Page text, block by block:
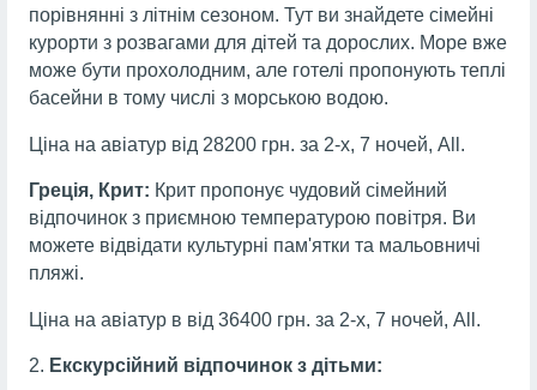
порівнянні з літнім сезоном. Тут ви знайдете сімейні
курорти з розвагами для дітей та дорослих. Море вже
може бути прохолодним, але готелі пропонують теплі
басейни в тому числі з морською водою.
Ціна на авіатур від 28200 грн. за 2-х, 7 ночей, All.
Греція, Крит: Крит пропонує чудовий сімейний
відпочинок з приємною температурою повітря. Ви
можете відвідати культурні пам'ятки та мальовничі
пляжі.
Ціна на авіатур в від 36400 грн. за 2-х, 7 ночей, All.
Екскурсійний відпочинок з дітьми: